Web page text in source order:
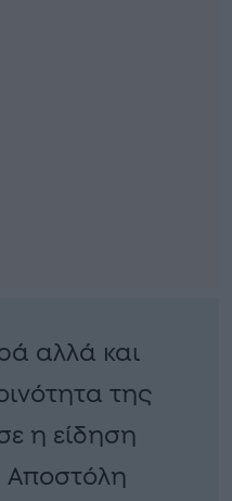
αλλά και
της
η είδηση
Αποστόλη